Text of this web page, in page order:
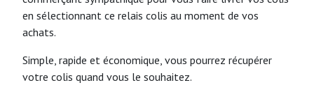
en sélectionnant ce relais colis au moment de vos
achats.
Simple, rapide et économique, vous pourrez récupérer
votre colis quand vous le souhaitez.